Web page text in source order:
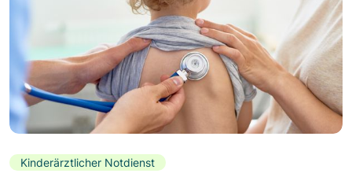
Kinderärztlicher Notdienst